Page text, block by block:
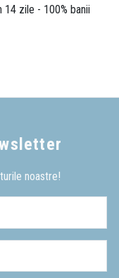
14 zile - 100% banii
noastre!